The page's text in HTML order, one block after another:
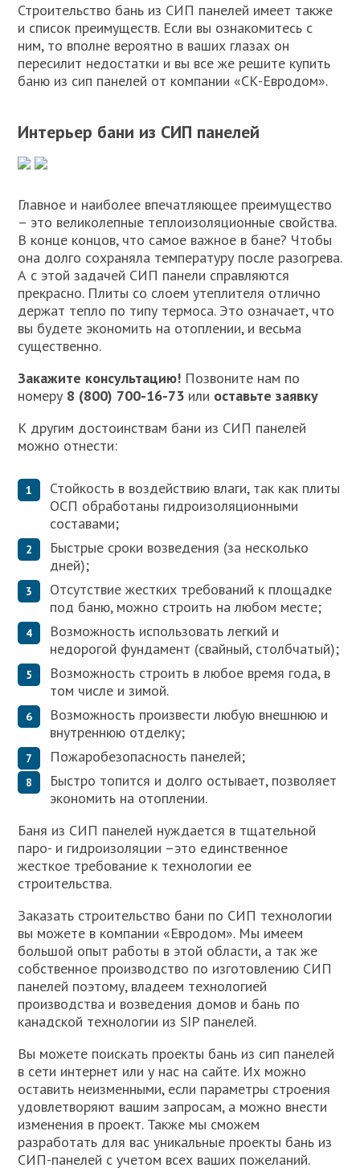
Строительство бань из СИП панелей имеет также
и список преимуществ. Если вы ознакомитесь с
ним, то вполне вероятно в ваших глазах он
пересилит недостатки и вы все же решите купить
баню из сип панелей от компании «СК-Евродом».
Интерьер бани из СИП панелей
Главное и наиболее впечатляющее преимущество
– это великолепные теплоизоляционные свойства.
В конце концов, что самое важное в бане? Чтобы
она долго сохраняла температуру после разогрева.
А с этой задачей СИП панели справляются
прекрасно. Плиты со слоем утеплителя отлично
держат тепло по типу термоса. Это означает, что
вы будете экономить на отоплении, и весьма
существенно.
Закажите консультацию! Позвоните нам по
номеру 8 (800) 700-16-73 или оставьте заявку
К другим достоинствам бани из СИП панелей
можно отнести:
Стойкость в воздействию влаги, так как плиты
ОСП обработаны гидроизоляционными
составами;
Быстрые сроки возведения (за несколько
дней);
Отсутствие жестких требований к площадке
под баню, можно строить на любом месте;
Возможность использовать легкий и
недорогой фундамент (свайный, столбчатый);
Возможность строить в любое время года, в
том числе и зимой.
Возможность произвести любую внешнюю и
внутреннюю отделку;
Пожаробезопасность панелей;
Быстро топится и долго остывает, позволяет
экономить на отоплении.
Баня из СИП панелей нуждается в тщательной
паро- и гидроизоляции –это единственное
жесткое требование к технологии ее
строительства.
Заказать строительство бани по СИП технологии
вы можете в компании «Евродом». Мы имеем
большой опыт работы в этой области, а так же
собственное производство по изготовлению СИП
панелей поэтому, владеем технологией
производства и возведения домов и бань по
канадской технологии из SIP панелей.
Вы можете поискать проекты бань из сип панелей
в сети интернет или у нас на сайте. Их можно
оставить неизменными, если параметры строения
удовлетворяют вашим запросам, а можно внести
изменения в проект. Также мы сможем
разработать для вас уникальные проекты бань из
СИП-панелей с учетом всех ваших пожеланий.